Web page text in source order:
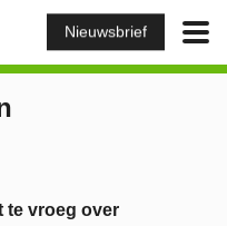
Nieuwsbrief
te vroeg over